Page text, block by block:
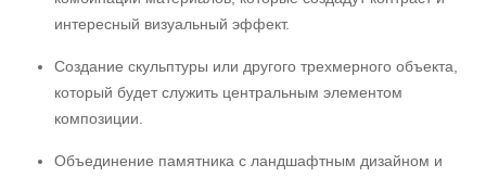
интересный визуальный эффект.
Создание скульптуры или другого трехмерного объекта,
который будет служить центральным элементом
композиции.
Объединение памятника с ландшафтным дизайном и